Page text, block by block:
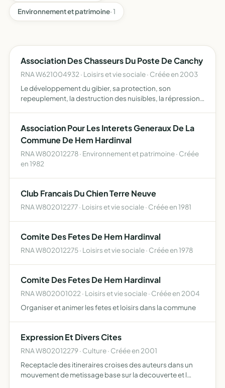
Environnement et patrimoine· 1
Association Des Chasseurs Du Poste De Canchy
RNA W621004932 · Loisirs et vie sociale · Créée en 2003
Le développement du gibier, sa protection, son
repeuplement, la destruction des nuisibles, la répression
Association Pour Les Interets Generaux De La
Commune De Hem Hardinval
RNA W802012278 · Environnement et patrimoine · Créée
en 1982
Club Francais Du Chien Terre Neuve
RNA W802012277 · Loisirs et vie sociale · Créée en 1981
Comite Des Fetes De Hem Hardinval
RNA W802012275 · Loisirs et vie sociale · Créée en 1978
Comite Des Fetes De Hem Hardinval
RNA W802001022 · Loisirs et vie sociale · Créée en 2004
Organiser et animer les fetes et loisirs dans la commune
Expression Et Divers Cites
RNA W802012279 · Culture · Créée en 2001
Receptacle des itineraires croises des auteurs dans un
mouvement de metissage base sur la decouverte et l